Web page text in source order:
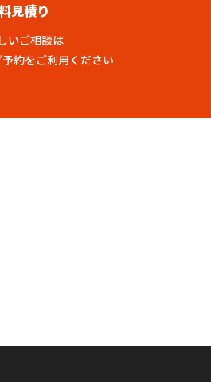
見積り
いご相談は
約をご利用ください